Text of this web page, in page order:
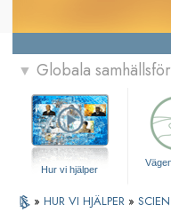
▼ Globala
Hur vi hjälper
» HUR VI HJÄLPER »